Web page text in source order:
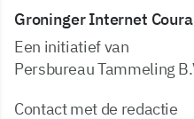
Groninger Internet
Een initiatief van
Persbureau Tammeling
Contact met de redactie